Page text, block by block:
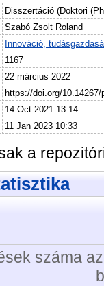
Disszertáció (Doktori
Szabó Zsolt Roland
Innováció,
1167
22 március 2022
https://doi.org/10.14267/
14 Oct 2021 13:14
11 Jan 2023 10:33
a
száma